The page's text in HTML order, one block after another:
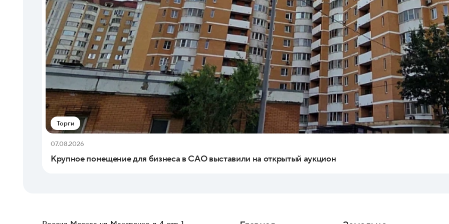
Торги
07.08.2026
Крупное помещение для бизнеса в САО выставили на открытый аукцион